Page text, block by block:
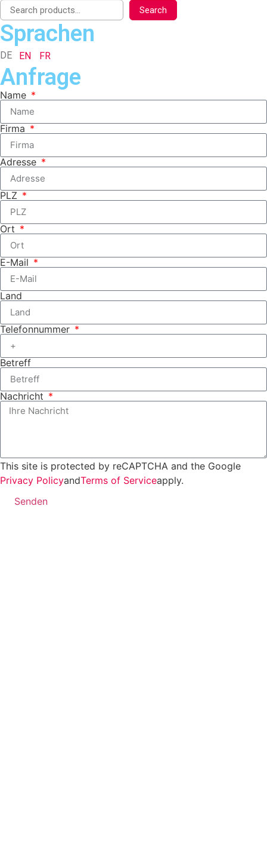
Search
Sprachen
DE EN FR
Anfrage
Name
Firma
Adresse
PLZ
Ort
E-Mail
Land
Telefonnummer
Betreff
Nachricht
This site is protected by reCAPTCHA and the Google
Privacy PolicyandTerms of Serviceapply.
Senden